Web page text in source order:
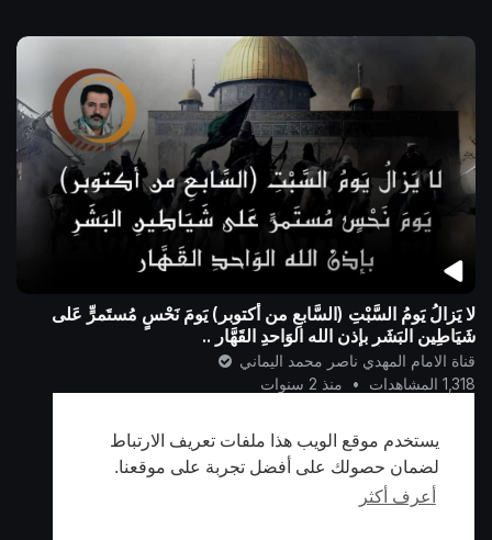
يستخدم موقع الويب هذا ملفات تعريف الارتباط
لضمان حصولك على أفضل تجربة على موقعنا.
أعرف أكثر
لا يَزالُ يَومُ السَّبْتِ (السَّابعِ من أكتوبر) يَومَ نَحْسٍ مُستَمرٍّ عَلى
شَيَاطِينِ البَشَرِ بإذن الله الوَاحدِ القَهَّار ..
قناة الامام المهدي ناصر محمد اليماني
1,318 المشاهدات
• منذ 2 سنوات
أظهر المزيد